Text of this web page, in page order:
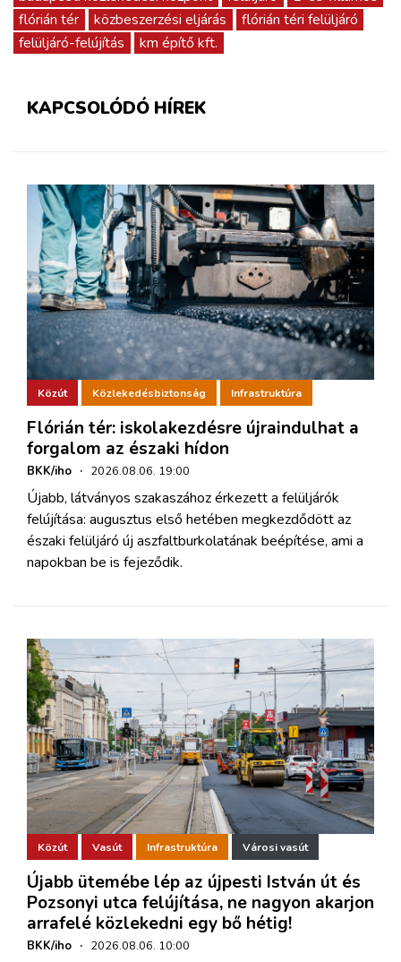
flórián tér
közbeszerzési eljárás
flórián téri felüljáró
felüljáró-felújítás
km építő kft.
KAPCSOLÓDÓ HÍREK
Közút Közlekedésbiztonság Infrastruktúra
Flórián tér: iskolakezdésre újraindulhat a
forgalom az északi hídon
BKK/iho · 2026.08.06. 19:00
Újabb, látványos szakaszához érkezett a felüljárók
felújítása: augusztus első hetében megkezdődött az
északi felüljáró új aszfaltburkolatának beépítése, ami a
napokban be is fejeződik.
Közút Vasút Infrastruktúra Városi vasút
Újabb ütemébe lép az újpesti István út és
Pozsonyi utca felújítása, ne nagyon akarjon
arrafelé közlekedni egy bő hétig!
BKK/iho · 2026.08.06. 10:00